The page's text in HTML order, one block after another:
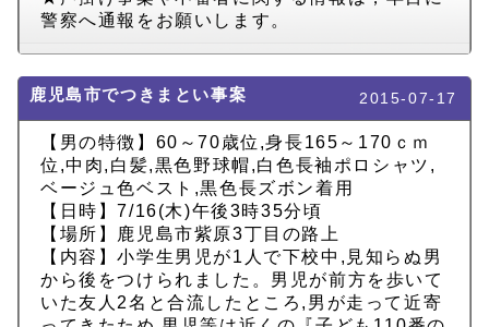
警察へ通報をお願いします。
鹿児島市でつきまとい事案 2015-07-17
【男の特徴】60～70歳位,身長165～170ｃｍ
位,中肉,白髪,黒色野球帽,白色長袖ポロシャツ,
ベージュ色ベスト,黒色長ズボン着用
【日時】7/16(木)午後3時35分頃
【場所】鹿児島市紫原3丁目の路上
【内容】小学生男児が1人で下校中,見知らぬ男
から後をつけられました。男児が前方を歩いて
いた友人2名と合流したところ,男が走って近寄